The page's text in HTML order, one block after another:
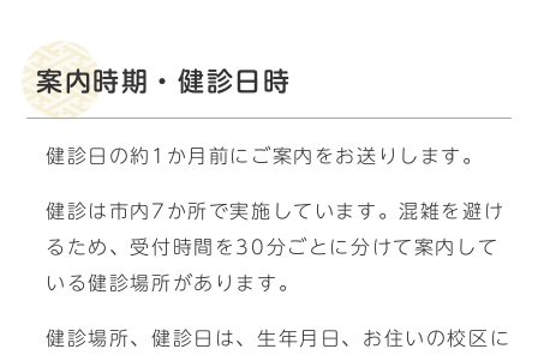
案内時期・健診日時
健診日の約1か月前にご案内をお送りします。
健診は市内7か所で実施しています。混雑を避け
るため、受付時間を30分ごとに分けて案内して
いる健診場所があります。
健診場所、健診日は、生年月日、お住いの校区に